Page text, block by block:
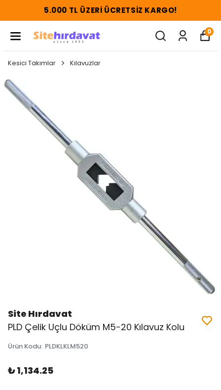
5.000 TL ÜZERI ÜCRETSIZ KARGO!
0
Kesici Takımlar Kılavuzlar
Site Hırdavat
PLD Çelik Uçlu Döküm M5-20 Kılavuz Kolu
Ürün Kodu: PLDKLKLM520
₺ 1,134.25